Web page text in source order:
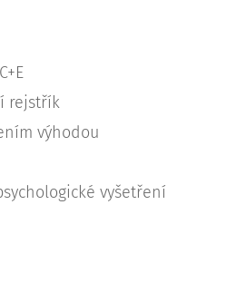
rejstřík
výhodou
vyšetření